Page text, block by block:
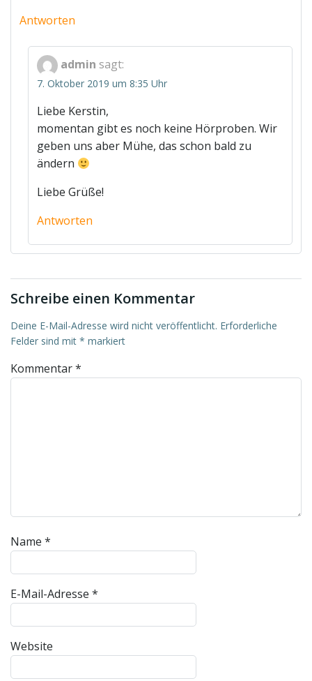
Antworten
admin sagt:
7. Oktober 2019 um 8:35 Uhr
Liebe Kerstin,
momentan gibt es noch keine Hörproben. Wir
geben uns aber Mühe, das schon bald zu
ändern
Liebe Grüße!
Antworten
Schreibe einen Kommentar
Deine E-Mail-Adresse wird nicht veröffentlicht. Erforderliche
Felder sind mit * markiert
Kommentar*
Name *
E-Mail-Adresse *
Website